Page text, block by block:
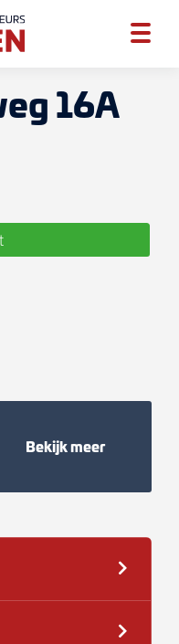
16A
Bekijk meer